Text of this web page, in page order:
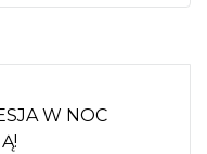
W NOC